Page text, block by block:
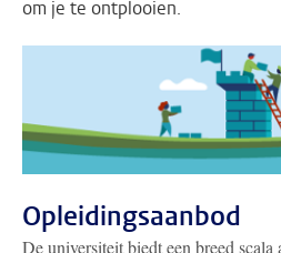
om je te ontplooien.
Opleidingsaanbod
De universiteit biedt een breed scala